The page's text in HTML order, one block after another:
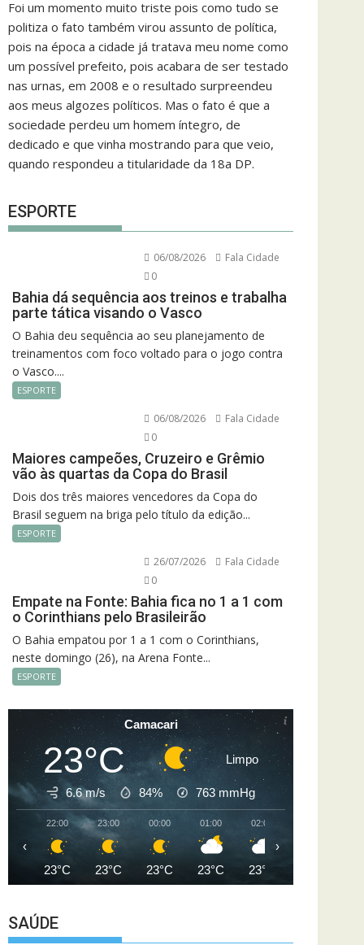
Foi um momento muito triste pois como tudo se
politiza o fato também virou assunto de política,
pois na época a cidade já tratava meu nome como
um possível prefeito, pois acabara de ser testado
nas urnas, em 2008 e o resultado surpreendeu
aos meus algozes políticos. Mas o fato é que a
sociedade perdeu um homem íntegro, de
dedicado e que vinha mostrando para que veio,
quando respondeu a titularidade da 18a DP.
ESPORTE
06/08/2026
Fala Cidade
0
Bahia dá sequência aos treinos e trabalha
parte tática visando o Vasco
O Bahia deu sequência ao seu planejamento de
treinamentos com foco voltado para o jogo contra
o Vasco....
ESPORTE
06/08/2026
Fala Cidade
0
Maiores campeões, Cruzeiro e Grêmio
vão às quartas da Copa do Brasil
Dois dos três maiores vencedores da Copa do
Brasil seguem na briga pelo título da edição...
ESPORTE
26/07/2026
Fala Cidade
0
Empate na Fonte: Bahia fica no 1 a 1 com
o Corinthians pelo Brasileirão
O Bahia empatou por 1 a 1 com o Corinthians,
neste domingo (26), na Arena Fonte...
ESPORTE
Camacari
23°C Limpo
6.6 m/s 84% 763mmHg
22:00
23°C
23:00
23°C
00:00
23°C
01:00
23°C
02:00
23°C
‹ ›
SAÚDE